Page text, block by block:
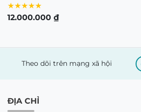
★★★★★
12.000.000 ₫
Theo dõi trên mạng xã hội
ĐỊA CHỈ